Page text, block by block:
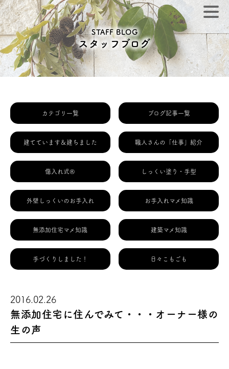
STAFF BLOG
スタッフブログ
カテゴリ一覧 ブログ記事一覧
建てています＆建ちました 職人さんの「仕事」紹介
傷入れ式® しっくい塗り・手型
外壁しっくいのお手入れ お手入れマメ知識
無添加住宅マメ知識 建築マメ知識
手づくりしました！ 日々こもごも
2016.02.26
無添加住宅に住んでみて・・・オーナー様の
生の声